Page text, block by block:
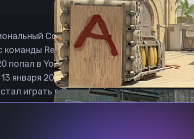
Counter-Strike: Global Offensive
команды Represent Gaming. Затем
попал в Young Ninjas. В январе 2021 он
января 2023 стал играть за команду
играть в GamerLegion.